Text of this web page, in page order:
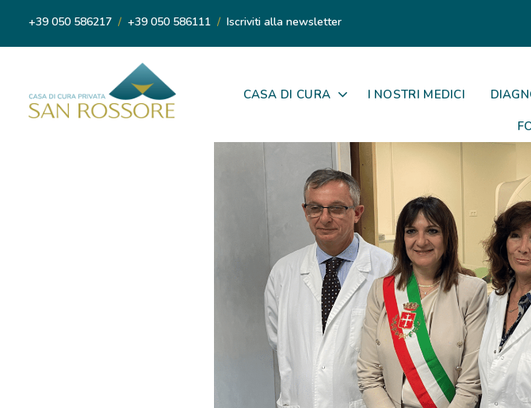
+39 050 586217 / +39 050 586111 / Iscriviti alla newsletter
CASA DI CURA I NOSTRI MEDICI